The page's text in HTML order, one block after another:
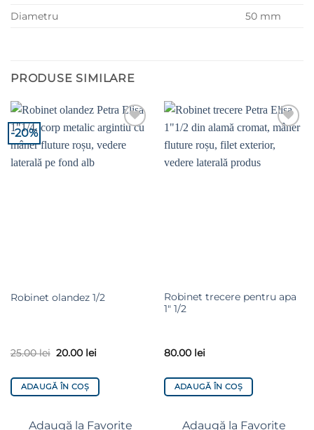
Diametru
50 mm
PRODUSE SIMILARE
-20%
Adaugă la
Favorite
Robinet olandez 1/2
25.00lei 20.00 lei
ADAUGĂ ÎN COȘ
Adaugă la Favorite
Favorite
Robinet trecere pentru apa
1″ 1/2
80.00 lei
ADAUGĂ ÎN COȘ
Adaugă la Favorite